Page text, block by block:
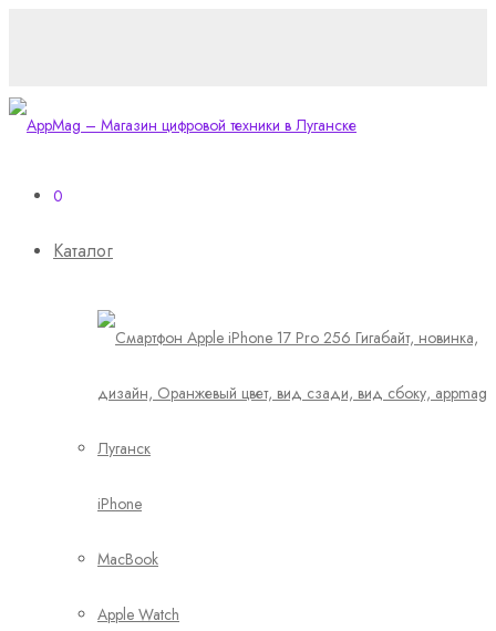
0
Каталог
iPhone
MacBook
Apple Watch